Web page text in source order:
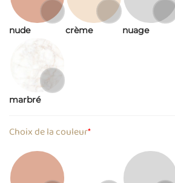
nude crème nuage
marbré
*
Choix de la couleur